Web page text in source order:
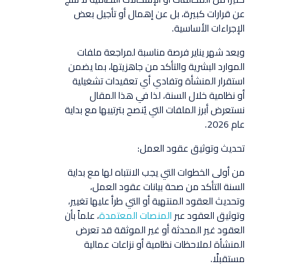
عن قرارات كبيرة، بل عن إهمال أو تأجيل بعض
الإجراءات الأساسية.
ويعد شهر يناير فرصة مناسبة لمراجعة ملفات
الموارد البشرية والتأكد من جاهزيتها، بما يضمن
استقرار المنشأة وتفادي أي تعقيدات تشغيلية
أو نظامية خلال السنة، لذا في هذا المقال
نستعرض أبرز الملفات التي يُنصح بترتيبها مع بداية
عام 2026.
تحديث وتوثيق عقود العمل:
من أولى الخطوات التي يجب الانتباه لها مع بداية
السنة التأكد من صحة بيانات عقود العمل،
وتحديث العقود المنتهية أو التي طرأ عليها تغيير،
وتوثيق العقود عبرالمنصات المعتمدة، علماً بأن
العقود غير المحدثة أو غير الموثقة قد تعرض
المنشأة لملاحظات نظامية أو نزاعات عمالية
مستقبلًا.